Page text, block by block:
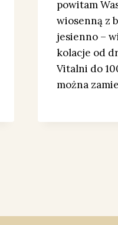
powitam
wiosenną z
jesienno –
kolacje od
Vitalni do
można